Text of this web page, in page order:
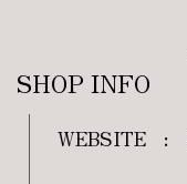
SHOP INFO
WEBSITE :